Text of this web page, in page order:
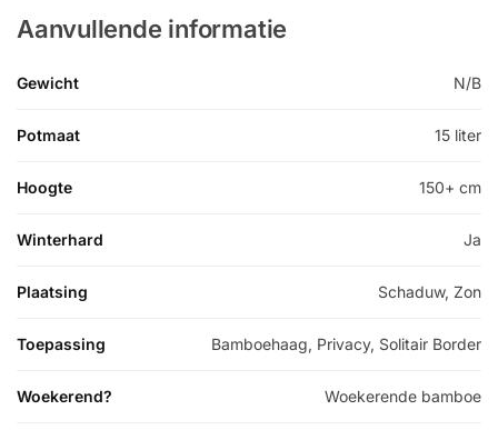
Aanvullende informatie
Gewicht N/B
Potmaat 15 liter
Hoogte 150+ cm
Winterhard Ja
Plaatsing Schaduw, Zon
Toepassing Bamboehaag, Privacy, Solitair Border
Woekerend? Woekerende bamboe